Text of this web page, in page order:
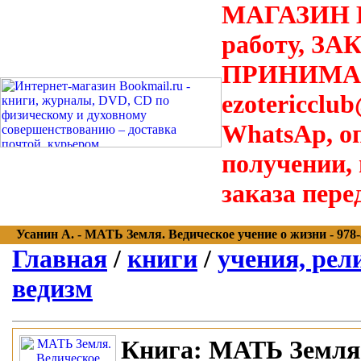
МАГАЗИН
работу,
WhatsAp,
получении,
заказа
Усанин А. - МАТЬ Земля. Ведическое учение о жизни - 978-
Главная / книги / учения,
ведизм
Книга: МАТЬ Земля.